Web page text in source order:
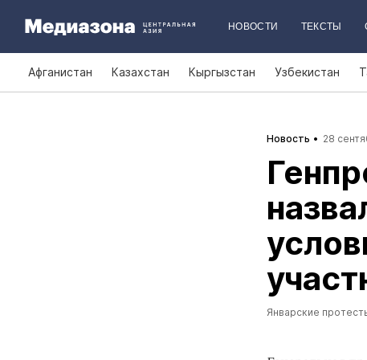
НОВОСТИ ТЕКСТЫ
Афганистан Казахстан Кыргызстан Узбекистан
Новость 28
Январские